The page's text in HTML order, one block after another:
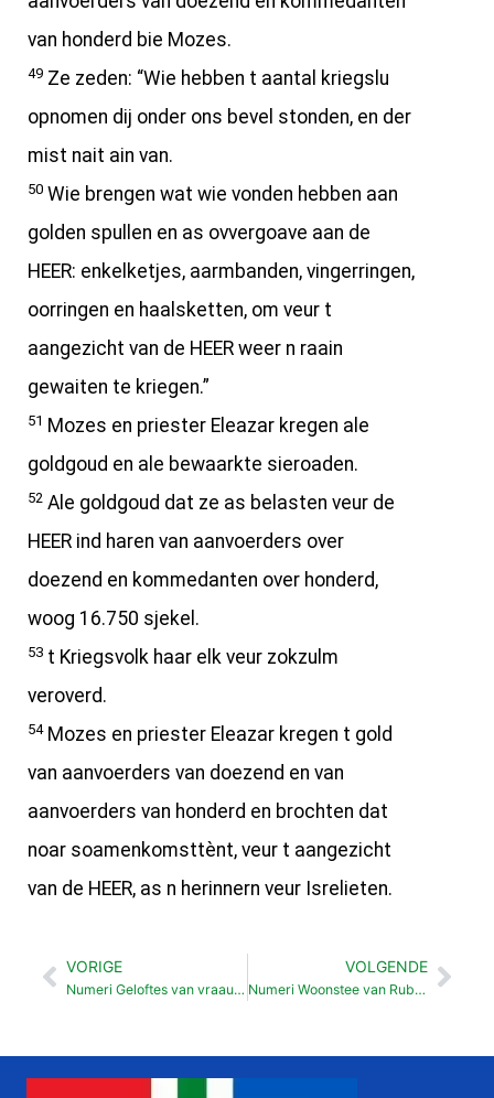
van honderd bie Mozes.
49 Ze zeden: “Wie hebben t aantal kriegslu
opnomen dij onder ons bevel stonden, en der
mist nait ain van.
50 Wie brengen wat wie vonden hebben aan
golden spullen en as ovvergoave aan de
HEER: enkelketjes, aarmbanden, vingerringen,
oorringen en haalsketten, om veur t
aangezicht van de HEER weer n raain
gewaiten te kriegen.”
51 Mozes en priester Eleazar kregen ale
goldgoud en ale bewaarkte sieroaden.
52 Ale goldgoud dat ze as belasten veur de
HEER ind haren van aanvoerders over
doezend en kommedanten over honderd,
woog 16.750 sjekel.
53 t Kriegsvolk haar elk veur zokzulm
veroverd.
54Mozes en priester Eleazar kregen t gold
van aanvoerders van doezend en van
aanvoerders van honderd en brochten dat
noar soamenkomsttènt, veur t aangezicht
van de HEER, as n herinnern veur Isrelieten.
Vorige
VORIGE
Numeri Geloftes van vraauwlu (30:2-17 )
VOLGENDE
Numeri Woonstee van Ruben en Gad (32:1-42 )